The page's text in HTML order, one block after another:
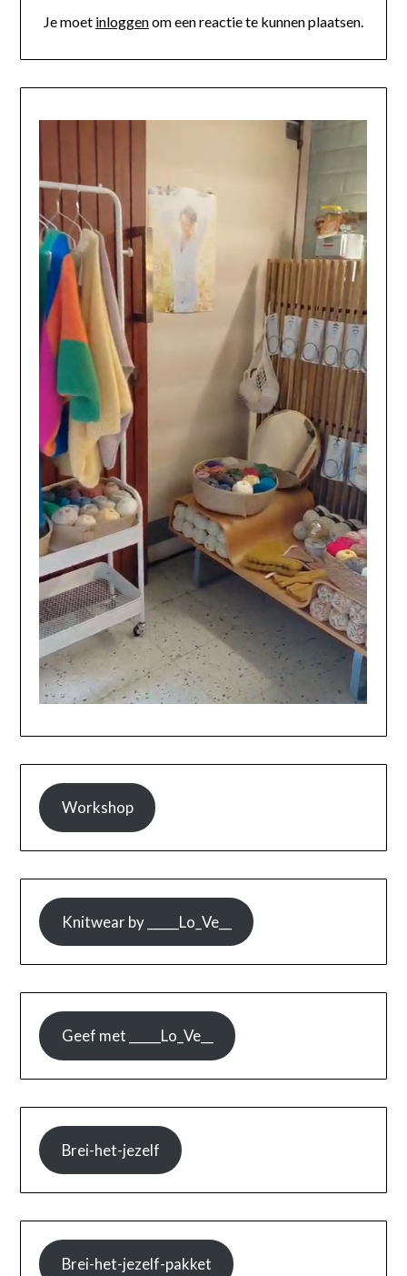
Je moet inloggenom een reactie te kunnen plaatsen.
Workshop
Knitwear by _____Lo_Ve__
Geef met _____Lo_Ve__
Brei-het-jezelf
Brei-het-jezelf-pakket